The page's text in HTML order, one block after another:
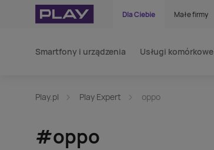
Dla Ciebie Małe firmy
Smartfony i urządzenia Usługi komórkowe
Play.pl Play Expert oppo
#oppo